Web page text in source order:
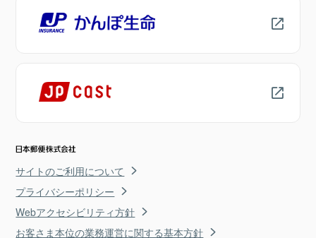
サイトのご利用について
プライバシーポリシー
Webアクセシビリティ方針
お客さま本位の業務運営に関する基本方針